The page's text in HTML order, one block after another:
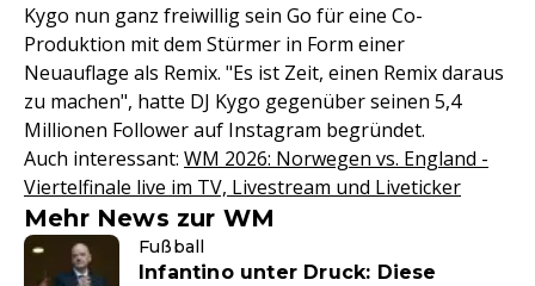
Kygo nun ganz freiwillig sein Go für eine Co-
Produktion mit dem Stürmer in Form einer
Neuauflage als Remix. "Es ist Zeit, einen Remix daraus
zu machen", hatte DJ Kygo gegenüber seinen 5,4
Millionen Follower auf Instagram begründet.
Auch interessant: WM 2026: Norwegen vs. England -
Viertelfinale live im TV, Livestream und Liveticker
Mehr News zur WM
Fußball
Infantino unter Druck: Diese